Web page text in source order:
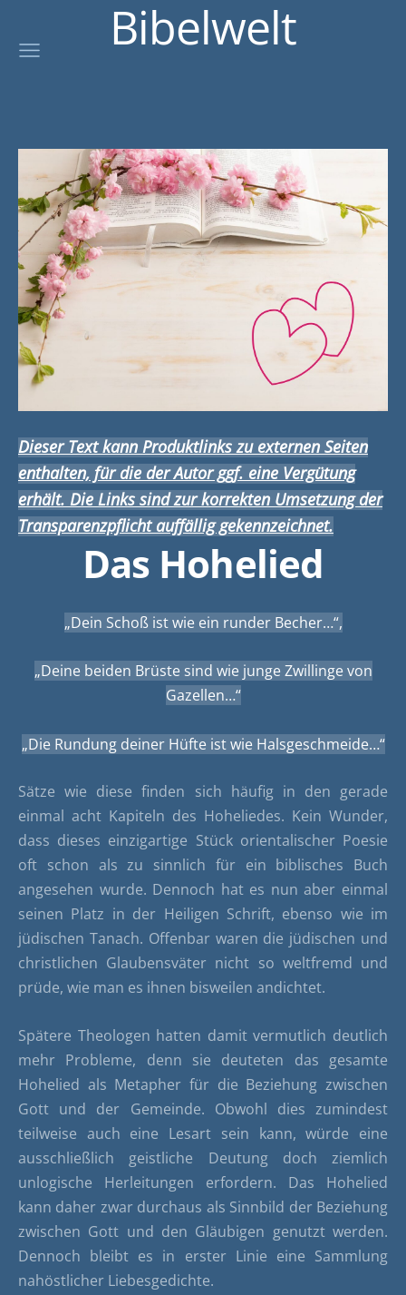
Bibelwelt
Dieser Text kann Produktlinks zu externen Seiten
enthalten, für die der Autor ggf. eine Vergütung
erhält. Die Links sind zur korrekten Umsetzung der
Transparenzpflicht auffällig gekennzeichnet.
Das Hohelied
„Dein Schoß ist wie ein runder Becher…“,
„Deine beiden Brüste sind wie junge Zwillinge von
Gazellen…“
„Die Rundung deiner Hüfte ist wie Halsgeschmeide…“
Sätze wie diese finden sich häufig in den gerade
einmal acht Kapiteln des Hoheliedes. Kein Wunder,
dass dieses einzigartige Stück orientalischer Poesie
oft schon als zu sinnlich für ein biblisches Buch
angesehen wurde. Dennoch hat es nun aber einmal
seinen Platz in der Heiligen Schrift, ebenso wie im
jüdischen Tanach. Offenbar waren die jüdischen und
christlichen Glaubensväter nicht so weltfremd und
prüde, wie man es ihnen bisweilen andichtet.
Spätere Theologen hatten damit vermutlich deutlich
mehr Probleme, denn sie deuteten das gesamte
Hohelied als Metapher für die Beziehung zwischen
Gott und der Gemeinde. Obwohl dies zumindest
teilweise auch eine Lesart sein kann, würde eine
ausschließlich geistliche Deutung doch ziemlich
unlogische Herleitungen erfordern. Das Hohelied
kann daher zwar durchaus als Sinnbild der Beziehung
zwischen Gott und den Gläubigen genutzt werden.
Dennoch bleibt es in erster Linie eine Sammlung
nahöstlicher Liebesgedichte.